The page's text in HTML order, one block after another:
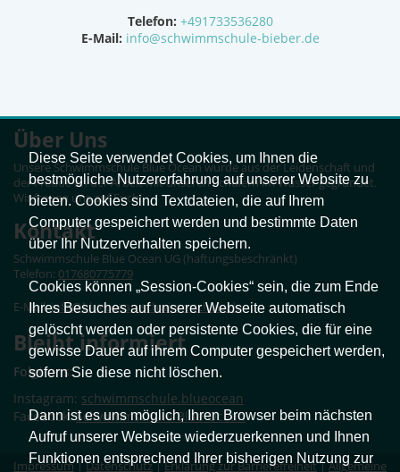
Diese Seite verwendet Cookies, um Ihnen die
bestmögliche Nutzererfahrung auf unserer Website zu
bieten. Cookies sind Textdateien, die auf Ihrem
Computer gespeichert werden und bestimmte Daten
über Ihr Nutzerverhalten speichern.
Cookies können „Session-Cookies“ sein, die zum Ende
Ihres Besuches auf unserer Webseite automatisch
gelöscht werden oder persistente Cookies, die für eine
gewisse Dauer auf ihrem Computer gespeichert werden,
sofern Sie diese nicht löschen.
Dann ist es uns möglich, Ihren Browser beim nächsten
Aufruf unserer Webseite wiederzuerkennen und Ihnen
Funktionen entsprechend Ihrer bisherigen Nutzung zur
Telefon: +491733536280
E-Mail: info@schwimmschule-bieber.de
Über Uns
Unsere Schwimmschule Blue Ocean wurde aus der Leidenschaft und
der Freude an der Arbeit mit unseren Schülern im Wasser gegründet.
Wir freuen uns auf Euch!
Kontakt
Schwimmschule Blue Ocean UG (haftungsbeschränkt)
Telefon: 017680775779
E-Mail:info@blueocean-schwimmschule.de
Bleibt informiert
Folgt uns:
Instagram: schwimmschule.blueocean
Facebook:Schwimmschule Blue Ocean
Impressum|Datenschutz|Erklärung zur Barrierefreiheit|Allgemeine